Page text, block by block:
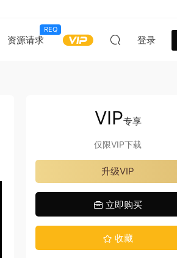
资源请求
REQ
登录
VIP专享
仅限VIP下载
升级VIP
立即购买
收藏